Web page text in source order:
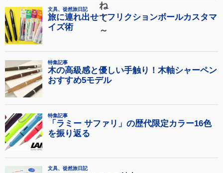
ね
て
～